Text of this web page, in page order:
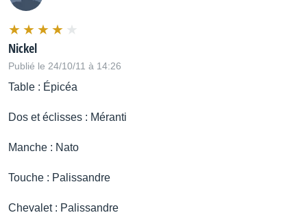
Nickel
Publié le 24/10/11 à 14:26
Table : Épicéa
Dos et éclisses : Méranti
Manche : Nato
Touche : Palissandre
Chevalet : Palissandre